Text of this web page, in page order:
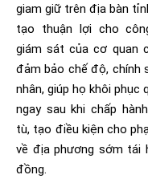
giam giữ trên địa bàn
tạo thuận lợi cho
giám sát của cơ quan
đảm bảo chế độ, chính
nhân, giúp họ khôi phục
ngay sau khi chấp
tù, tạo điều kiện cho
về địa phương sớm tái
đồng.